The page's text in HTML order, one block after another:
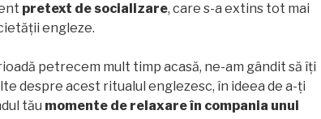
pretext de socializare, care s-a extins tot mai
engleze.
petrecem mult timp acasă, ne-am gândit să îți
despre acest ritualul englezesc, în ideea de a-ți
tău momente de relaxare în compania unui